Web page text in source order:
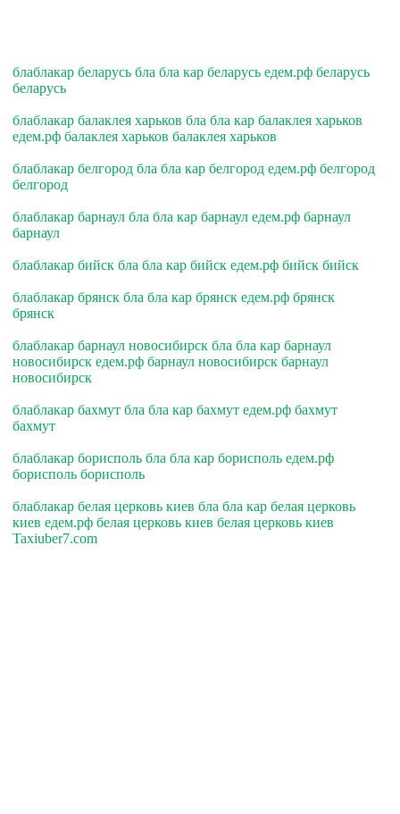
блаблакар беларусь бла бла кар беларусь едем.рф беларусь
беларусь
блаблакар балаклея харьков бла бла кар балаклея харьков
едем.рф балаклея харьков балаклея харьков
блаблакар белгород бла бла кар белгород едем.рф белгород
белгород
блаблакар барнаул бла бла кар барнаул едем.рф барнаул
барнаул
блаблакар бийск бла бла кар бийск едем.рф бийск бийск
блаблакар брянск бла бла кар брянск едем.рф брянск
брянск
блаблакар барнаул новосибирск бла бла кар барнаул
новосибирск едем.рф барнаул новосибирск барнаул
новосибирск
блаблакар бахмут бла бла кар бахмут едем.рф бахмут
бахмут
блаблакар борисполь бла бла кар борисполь едем.рф
борисполь борисполь
блаблакар белая церковь киев бла бла кар белая церковь
киев едем.рф белая церковь киев белая церковь киев
Taxiuber7.com